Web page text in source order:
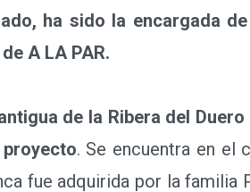
ha sido la encargada
A LA PAR.
de la Ribera del
. Se encuentra en el
fue adquirida por la familia